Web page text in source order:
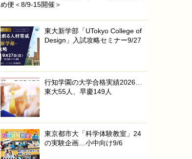
め便＜8/9-15開催＞
東大新学部「UTokyo College of
Design」入試攻略セミナー9/27
行知学園の大学合格実績2026…
東大55人、早慶149人
東京都市大「科学体験教室」24
の実験企画…小中向け9/6